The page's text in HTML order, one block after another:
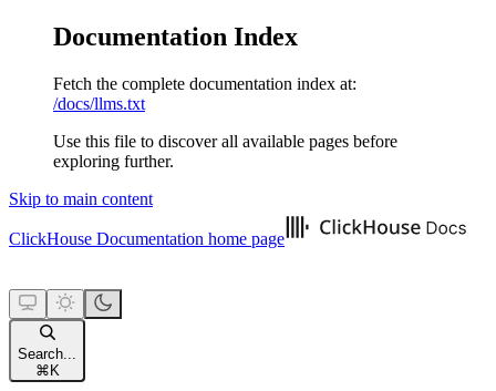
Documentation Index
Fetch the complete documentation index at:
/docs/llms.txt
Use this file to discover all available pages before
exploring further.
Skip to main content
ClickHouse Documentation home page
Search...
⌘ K